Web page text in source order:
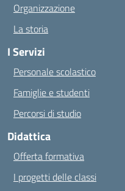
Organizzazione
La storia
I Servizi
Personale scolastico
Famiglie e studenti
Percorsi di studio
Didattica
Offerta formativa
I progetti delle classi